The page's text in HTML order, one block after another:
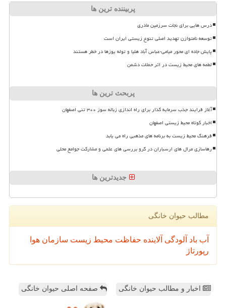
پربیننده ترین ها
درس هایی برای نجات سرزمین مادری
توسعه نامتوازن تهدید اصلی تنوع زیستی ایران است
پایش جاده ای محور میامی-عباس آباد هلیا و توله یوزها در خطر هستند
لطمه های محیط زیست در اثر حملات دشمن
پربحث ترین ها
آغاز فرایند جذب سرمایه گذار برای راه اندازی زباله سوز ۳۰۰ تنی اصفهان
اخبار کوتاه محیط زیستی اصفهان
فرهنگ محیط زیست به برنامه های مذهبی راه می یابد
رهاسازی مرال های ارسباران در گرو بررسی های علمی و مشارکت جوامع محلی
جدیدترین ها
مطالب حیوان خانگی
آب باد آلودگی آلاینده حفاظت محیط زیست سازمان هوا
رپورتاژ
اخبار و مطالب حیوان خانگی صفحه اصلی حیوان خانگی